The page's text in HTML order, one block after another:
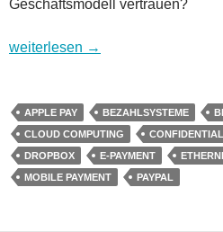
Geschäftsmodell vertrauen?
Sicherheit im Internet – Teil 8:
weiterlesen →
APPLE PAY BEZAHLSYSTEME
CLOUD COMPUTING
DROPBOX
E-PAYMENT
MOBILE PAYMENT
PAYPAL